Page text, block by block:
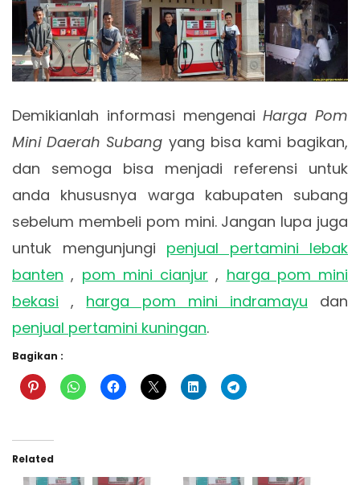
Demikianlah informasi mengenaiHarga Pom
Mini Daerah Subang yang bisa kami bagikan,
dan semoga bisa menjadi referensi untuk
anda khususnya warga kabupaten subang
sebelum membeli pom mini. Jangan lupa juga
untuk mengunjungi penjual pertamini lebak
banten , pom mini cianjur , harga pom mini
bekasi , harga pom mini indramayu dan
penjual pertamini kuningan.
Bagikan :
Related